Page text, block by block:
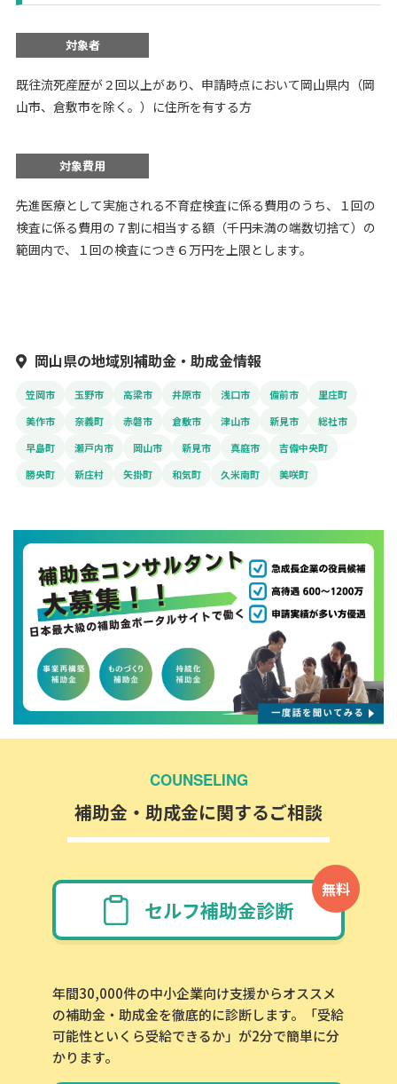
対象者
既往流死産歴が２回以上があり、申請時点において岡山県内（岡
山市、倉敷市を除く。）に住所を有する方
対象費用
先進医療として実施される不育症検査に係る費用のうち、１回の
検査に係る費用の７割に相当する額（千円未満の端数切捨て）の
範囲内で、１回の検査につき６万円を上限とします。
岡山県の地域別補助金・助成金情報
笠岡市 玉野市 高梁市 井原市 浅口市 備前市
里庄町
美作市
奈義町 赤磐市 倉敷市 津山市 新見市
総社市
早島町
瀬戸内市 岡山市 新見市 真庭市
吉備中央町
勝央町
新庄村 矢掛町 和気町 久米南町 美咲町
COUNSELING
補助金・助成金に関するご相談
無料
セルフ補助金診断
年間30,000件の中小企業向け支援からオススメ
の補助金・助成金を徹底的に診断します。「受給
可能性といくら受給できるか」が2分で簡単に分
かります。